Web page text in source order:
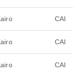
CAI
CAI
CAI